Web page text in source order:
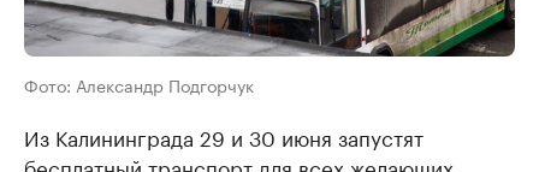
Фото: Александр Подгорчук
Из Калининграда 29 и 30 июня запустят